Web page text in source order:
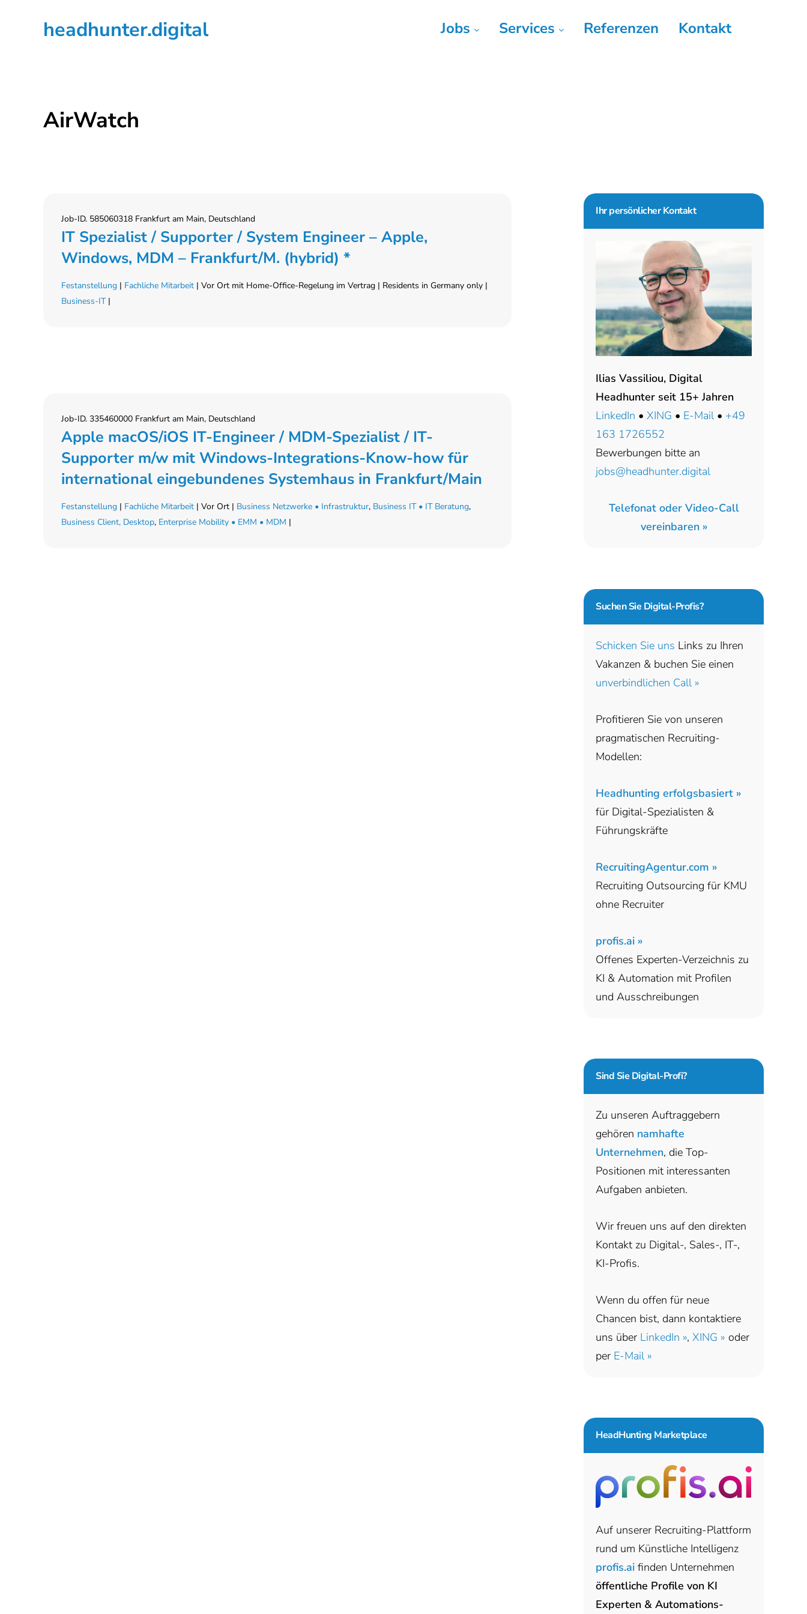
Hauptnavigation
Seitenspalteheadhunter.digital Jobs Services Referenzen Kontakt
AirWatch
Job-ID. 585060318 Frankfurt am Main, Deutschland
IT Spezialist / Supporter / System Engineer – Apple,
Windows, MDM – Frankfurt/M. (hybrid) *
Festanstellung | Fachliche Mitarbeit | Vor Ort mit Home-Office-Regelung im Vertrag | Residents in Germany only |
Business-IT|
Job-ID. 335460000 Frankfurt am Main, Deutschland
Apple macOS/iOS IT-Engineer / MDM-Spezialist / IT-
Supporter m/w mit Windows-Integrations-Know-how für
international eingebundenes Systemhaus in Frankfurt/Main
Festanstellung | Fachliche Mitarbeit | Vor Ort | Business Netzwerke • Infrastruktur, Business IT • IT Beratung,
Business Client, Desktop, Enterprise Mobility • EMM • MDM |
Seitenspalte
Ihr persönlicher Kontakt
Ilias Vassiliou, Digital
Headhunter seit 15+ Jahren
LinkedIn • XING • E-Mail • +49
163 1726552
Bewerbungen bitte an
jobs@headhunter.digital
Telefonat oder Video-Call
vereinbaren »
Suchen Sie Digital-Profis?
Schicken Sie uns Links zu Ihren
Vakanzen & buchen Sie einen
unverbindlichen Call »
Profitieren Sie von unseren
pragmatischen Recruiting-
Modellen:
Headhunting erfolgsbasiert »
für Digital-Spezialisten &
Führungskräfte
RecruitingAgentur.com »
Recruiting Outsourcing für KMU
ohne Recruiter
profis.ai »
Offenes Experten-Verzeichnis zu
KI & Automation mit Profilen
und Ausschreibungen
Sind Sie Digital-Profi?
Zu unseren Auftraggebern
gehören namhafte
Unternehmen, die Top-
Positionen mit interessanten
Aufgaben anbieten.
Wir freuen uns auf den direkten
Kontakt zu Digital-, Sales-, IT-,
KI-Profis.
Wenn du offen für neue
Chancen bist, dann kontaktiere
uns über LinkedIn », XING » oder
per E-Mail »
HeadHunting Marketplace
Auf unserer Recruiting-Plattform
rund um Künstliche Intelligenz
profis.ai finden Unternehmen
öffentliche Profile von KI
Experten & Automations-